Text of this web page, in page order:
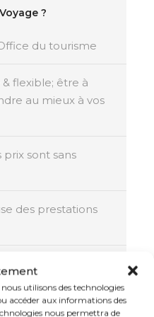
utilisons des technologies
accéder aux informations des
nous permettra de
?
du tourisme
flexible; être à
au mieux à vos
prix sont sans
des prestations
réussi :
sur les plages
étape du voyage
exploration
culturelle et
alliant safaris
sur des plages
paysages variés de